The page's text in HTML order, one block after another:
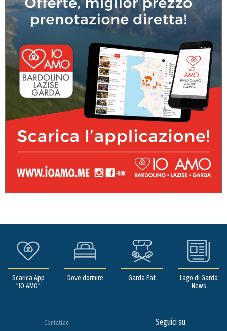
Scarica App
"IO AMO"
Dove dormire Garda Eat
Lago di Garda
News
Contattaci Seguici su